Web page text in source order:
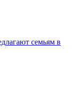
семьям в